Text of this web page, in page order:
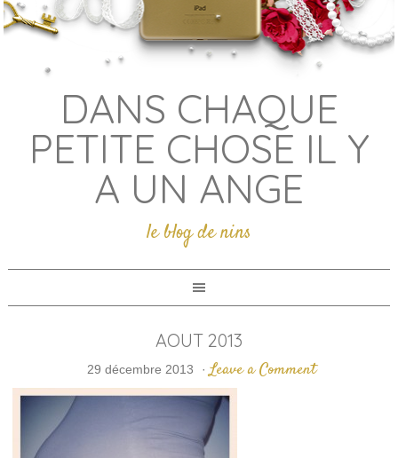
DANS CHAQUE
PETITE CHOSE IL Y
A UN ANGE
le blog de nins
AOUT 2013
29 décembre 2013 · Leave a Comment